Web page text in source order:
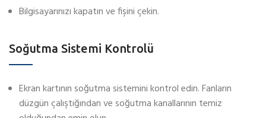
Bilgisayarınızı kapatın ve fişini çekin.
Soğutma Sistemi Kontrolü
Ekran kartının soğutma sistemini kontrol edin. Fanların
düzgün çalıştığından ve soğutma kanallarının temiz